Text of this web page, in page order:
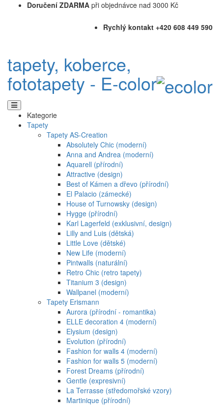
Doručení ZDARMA při objednávce nad 3000 Kč
Rychlý kontakt +420 608 449 590
tapety, koberce,
fototapety - E-color
Kategorie
Tapety
Tapety AS-Creation
Absolutely Chic (moderní)
Anna and Andrea (moderní)
Aquarell (přírodní)
Attractive (design)
Best of Kámen a dřevo (přírodní)
El Palacio (zámecké)
House of Turnowsky (design)
Hygge (přírodní)
Karl Lagerfeld (exklusivní, design)
Lilly and Luis (dětská)
Little Love (dětské)
New Life (moderní)
Pintwalls (naturální)
Retro Chic (retro tapety)
Titanium 3 (design)
Wallpanel (moderní)
Tapety Erismann
Aurora (přírodní - romantika)
ELLE decoration 4 (moderní)
Elysium (design)
Evolution (přírodní)
Fashion for walls 4 (moderní)
Fashion for walls 5 (moderní)
Forest Dreams (přírodní)
Gentle (expresivní)
La Terrasse (středomořské vzory)
Martinique (přírodní)